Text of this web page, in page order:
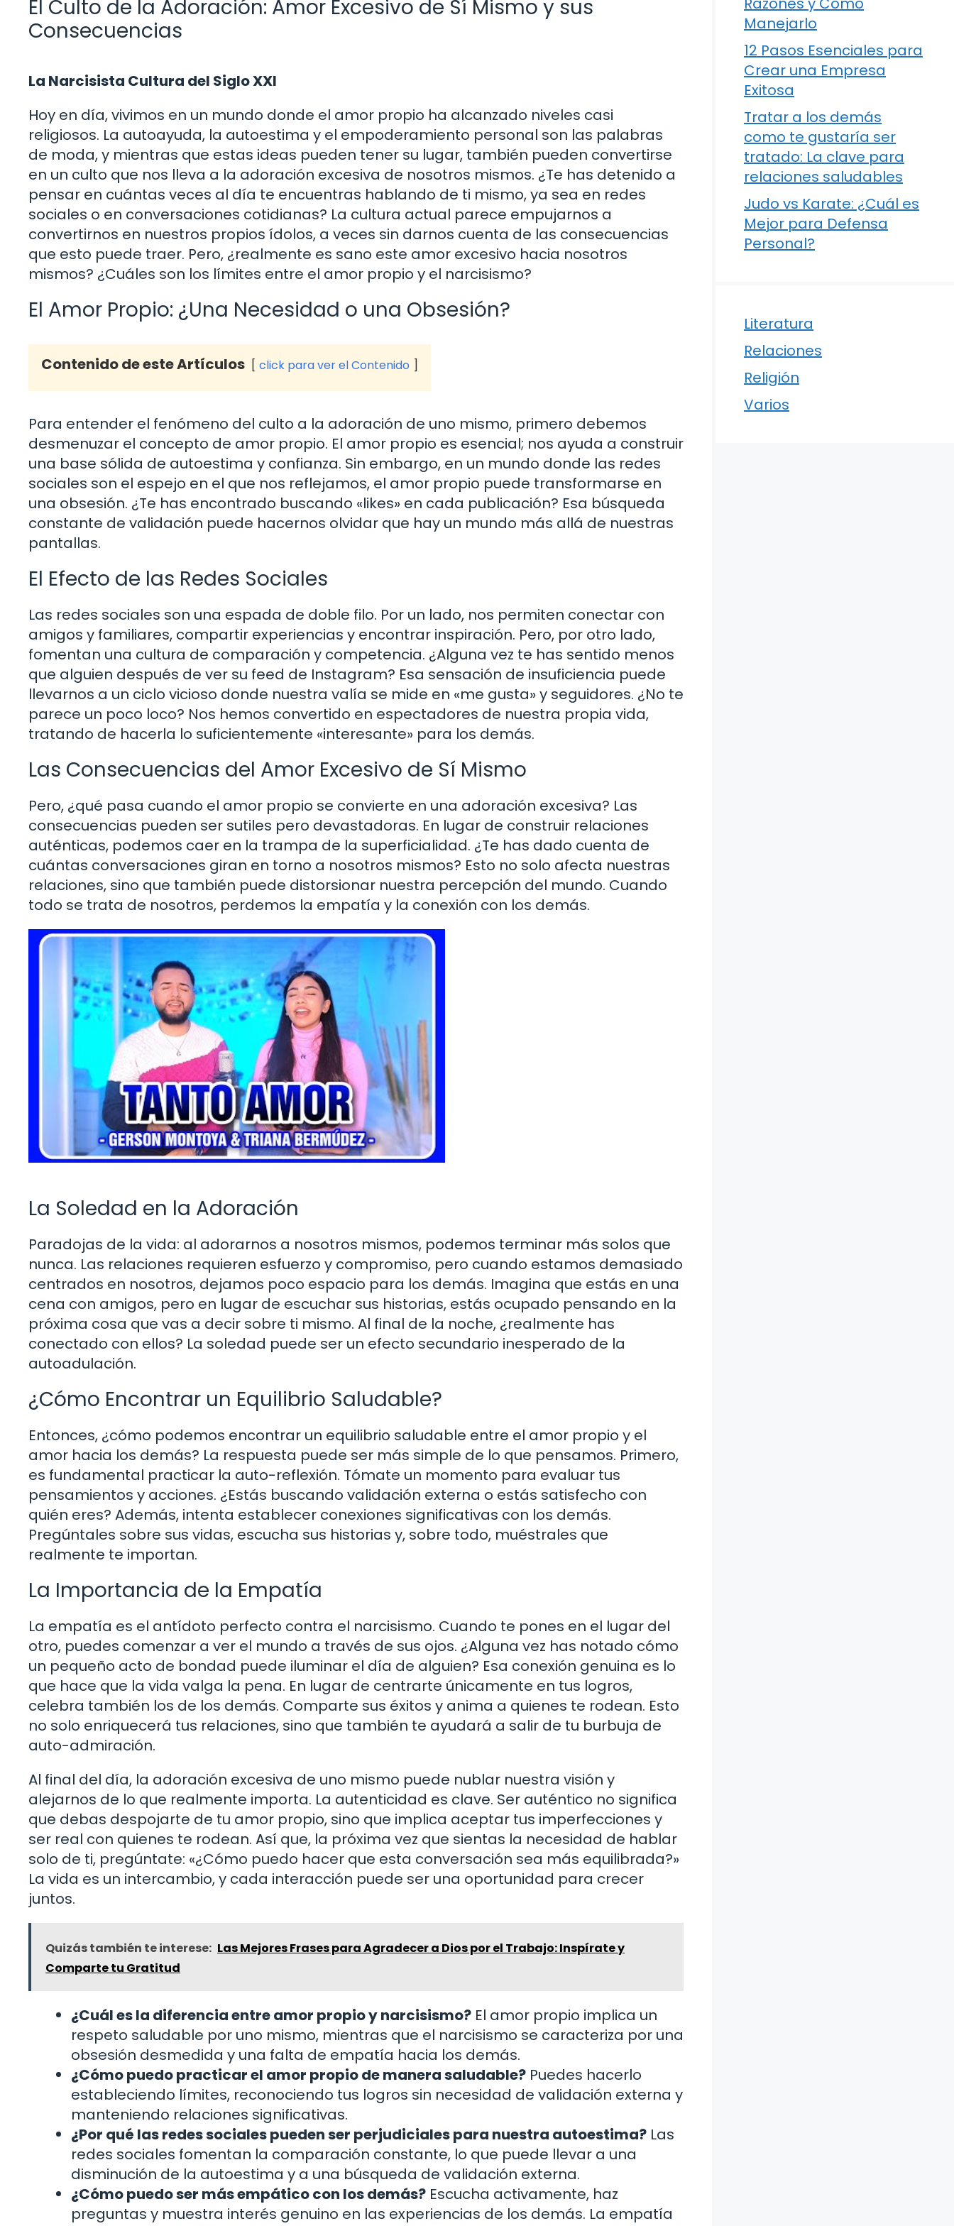
El Culto de la Adoración: Amor Excesivo de Sí Mismo y sus
Consecuencias
La Narcisista Cultura del Siglo XXI
Hoy en día, vivimos en un mundo donde el amor propio ha alcanzado niveles casi
religiosos. La autoayuda, la autoestima y el empoderamiento personal son las palabras
de moda, y mientras que estas ideas pueden tener su lugar, también pueden convertirse
en un culto que nos lleva a la adoración excesiva de nosotros mismos. ¿Te has detenido a
pensar en cuántas veces al día te encuentras hablando de ti mismo, ya sea en redes
sociales o en conversaciones cotidianas? La cultura actual parece empujarnos a
convertirnos en nuestros propios ídolos, a veces sin darnos cuenta de las consecuencias
que esto puede traer. Pero, ¿realmente es sano este amor excesivo hacia nosotros
mismos? ¿Cuáles son los límites entre el amor propio y el narcisismo?
El Amor Propio: ¿Una Necesidad o una Obsesión?
Contenido de este Artículos click para ver el Contenido
Para entender el fenómeno del culto a la adoración de uno mismo, primero debemos
desmenuzar el concepto de amor propio. El amor propio es esencial; nos ayuda a construir
una base sólida de autoestima y confianza. Sin embargo, en un mundo donde las redes
sociales son el espejo en el que nos reflejamos, el amor propio puede transformarse en
una obsesión. ¿Te has encontrado buscando «likes» en cada publicación? Esa búsqueda
constante de validación puede hacernos olvidar que hay un mundo más allá de nuestras
pantallas.
El Efecto de las Redes Sociales
Las redes sociales son una espada de doble filo. Por un lado, nos permiten conectar con
amigos y familiares, compartir experiencias y encontrar inspiración. Pero, por otro lado,
fomentan una cultura de comparación y competencia. ¿Alguna vez te has sentido menos
que alguien después de ver su feed de Instagram? Esa sensación de insuficiencia puede
llevarnos a un ciclo vicioso donde nuestra valía se mide en «me gusta» y seguidores. ¿No te
parece un poco loco? Nos hemos convertido en espectadores de nuestra propia vida,
tratando de hacerla lo suficientemente «interesante» para los demás.
Las Consecuencias del Amor Excesivo de Sí Mismo
Pero, ¿qué pasa cuando el amor propio se convierte en una adoración excesiva? Las
consecuencias pueden ser sutiles pero devastadoras. En lugar de construir relaciones
auténticas, podemos caer en la trampa de la superficialidad. ¿Te has dado cuenta de
cuántas conversaciones giran en torno a nosotros mismos? Esto no solo afecta nuestras
relaciones, sino que también puede distorsionar nuestra percepción del mundo. Cuando
todo se trata de nosotros, perdemos la empatía y la conexión con los demás.
La Soledad en la Adoración
Paradojas de la vida: al adorarnos a nosotros mismos, podemos terminar más solos que
nunca. Las relaciones requieren esfuerzo y compromiso, pero cuando estamos demasiado
centrados en nosotros, dejamos poco espacio para los demás. Imagina que estás en una
cena con amigos, pero en lugar de escuchar sus historias, estás ocupado pensando en la
próxima cosa que vas a decir sobre ti mismo. Al final de la noche, ¿realmente has
conectado con ellos? La soledad puede ser un efecto secundario inesperado de la
autoadulación.
¿Cómo Encontrar un Equilibrio Saludable?
Entonces, ¿cómo podemos encontrar un equilibrio saludable entre el amor propio y el
amor hacia los demás? La respuesta puede ser más simple de lo que pensamos. Primero,
es fundamental practicar la auto-reflexión. Tómate un momento para evaluar tus
pensamientos y acciones. ¿Estás buscando validación externa o estás satisfecho con
quién eres? Además, intenta establecer conexiones significativas con los demás.
Pregúntales sobre sus vidas, escucha sus historias y, sobre todo, muéstrales que
realmente te importan.
La Importancia de la Empatía
La empatía es el antídoto perfecto contra el narcisismo. Cuando te pones en el lugar del
otro, puedes comenzar a ver el mundo a través de sus ojos. ¿Alguna vez has notado cómo
un pequeño acto de bondad puede iluminar el día de alguien? Esa conexión genuina es lo
que hace que la vida valga la pena. En lugar de centrarte únicamente en tus logros,
celebra también los de los demás. Comparte sus éxitos y anima a quienes te rodean. Esto
no solo enriquecerá tus relaciones, sino que también te ayudará a salir de tu burbuja de
auto-admiración.
Al final del día, la adoración excesiva de uno mismo puede nublar nuestra visión y
alejarnos de lo que realmente importa. La autenticidad es clave. Ser auténtico no significa
que debas despojarte de tu amor propio, sino que implica aceptar tus imperfecciones y
ser real con quienes te rodean. Así que, la próxima vez que sientas la necesidad de hablar
solo de ti, pregúntate: «¿Cómo puedo hacer que esta conversación sea más equilibrada?»
La vida es un intercambio, y cada interacción puede ser una oportunidad para crecer
juntos.
Quizás también te interese: Las Mejores Frases para Agradecer a Dios por el Trabajo: Inspírate y
Comparte tu Gratitud
¿Cuál es la diferencia entre amor propio y narcisismo? El amor propio implica un
respeto saludable por uno mismo, mientras que el narcisismo se caracteriza por una
obsesión desmedida y una falta de empatía hacia los demás.
¿Cómo puedo practicar el amor propio de manera saludable? Puedes hacerlo
estableciendo límites, reconociendo tus logros sin necesidad de validación externa y
manteniendo relaciones significativas.
¿Por qué las redes sociales pueden ser perjudiciales para nuestra autoestima? Las
redes sociales fomentan la comparación constante, lo que puede llevar a una
disminución de la autoestima y a una búsqueda de validación externa.
¿Cómo puedo ser más empático con los demás? Escucha activamente, haz
preguntas y muestra interés genuino en las experiencias de los demás. La empatía
Manejarlo
12 Pasos Esenciales para
Crear una Empresa
Exitosa
Tratar a los demás
como te gustaría ser
tratado: La clave para
relaciones saludables
Judo vs Karate: ¿Cuál es
Mejor para Defensa
Personal?
Literatura
Relaciones
Religión
Varios